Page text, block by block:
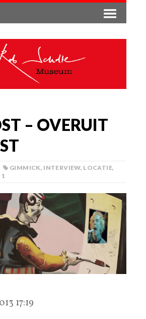
– OVERUIT
GIMMICK, INTERVIEW, LOCATIE,
1
17:19